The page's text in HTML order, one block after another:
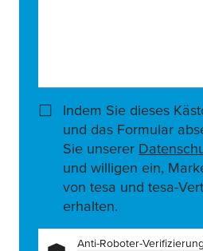
Indem Sie dieses
und das Formular
Sie unserer
und willigen ein,
von tesa und tesa-
erhalten.
Anti-Roboter-Verifizierung